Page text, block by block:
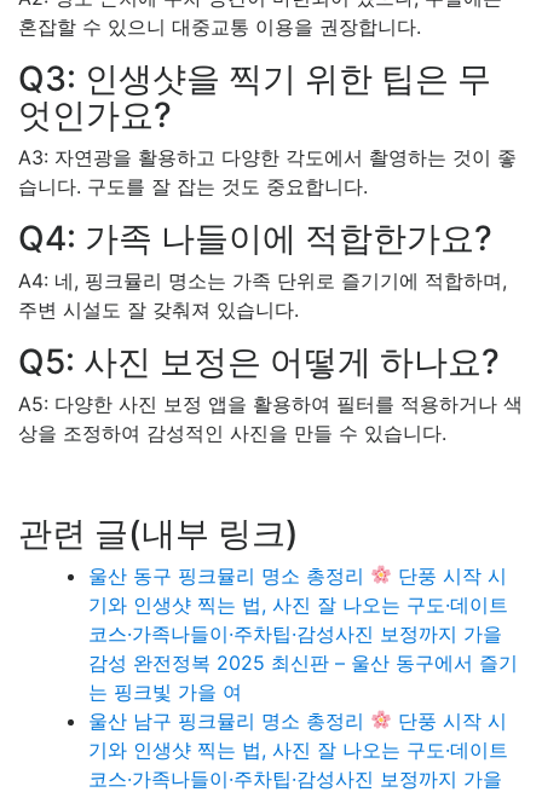
혼잡할 수 있으니 대중교통 이용을 권장합니다.
Q3: 인생샷을 찍기 위한 팁은 무
엇인가요?
A3: 자연광을 활용하고 다양한 각도에서 촬영하는 것이 좋
습니다. 구도를 잘 잡는 것도 중요합니다.
Q4: 가족 나들이에 적합한가요?
A4: 네, 핑크뮬리 명소는 가족 단위로 즐기기에 적합하며,
주변 시설도 잘 갖춰져 있습니다.
Q5: 사진 보정은 어떻게 하나요?
A5: 다양한 사진 보정 앱을 활용하여 필터를 적용하거나 색
상을 조정하여 감성적인 사진을 만들 수 있습니다.
관련 글(내부 링크)
울산 동구 핑크뮬리 명소 총정리
단풍 시작 시
기와 인생샷 찍는 법, 사진 잘 나오는 구도·데이트
코스·가족나들이·주차팁·감성사진 보정까지 가을
감성 완전정복 2025 최신판 – 울산 동구에서 즐기
는 핑크빛 가을 여
울산 남구 핑크뮬리 명소 총정리
단풍 시작 시
기와 인생샷 찍는 법, 사진 잘 나오는 구도·데이트
코스·가족나들이·주차팁·감성사진 보정까지 가을